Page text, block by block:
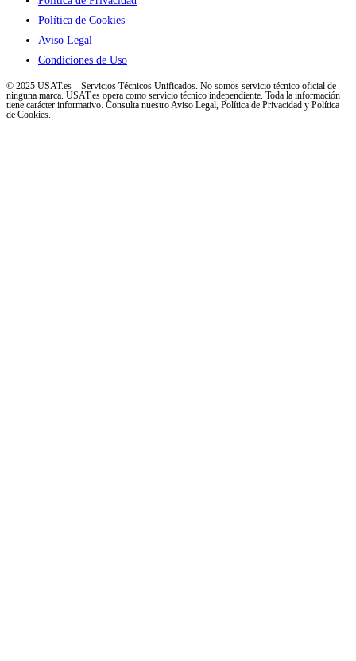
Política de Cookies
Aviso Legal
Condiciones de Uso
© 2025 USAT.es – Servicios Técnicos Unificados. No somos servicio técnico oficial de
ninguna marca. USAT.es opera como servicio técnico independiente. Toda la información
tiene carácter informativo. Consulta nuestro Aviso Legal, Política de Privacidad y Política
de Cookies.